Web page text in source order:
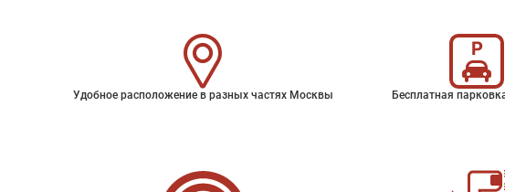
Удобное расположение в разных частях Москвы Бесплатная